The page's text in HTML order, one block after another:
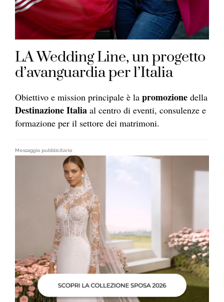
LA Wedding Line, un progetto
d’avanguardia per l’Italia
Obiettivo e mission principale è la promozione della
Destinazione Italia al centro di eventi, consulenze e
formazione per il settore dei matrimoni.
Messaggio pubblicitario